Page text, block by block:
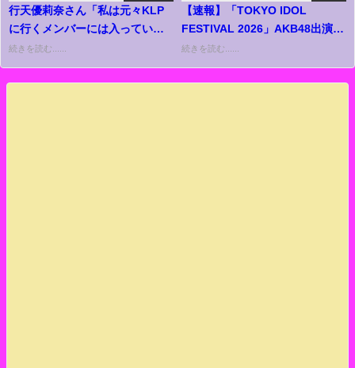
行天優莉奈さん「私は元々KLP
に行くメンバーには入っていな
かった。事務所がAKBに掛け合
ってくれて追加してもらった」
【KLP48/AKB48】
続きを読む......
【速報】「TOKYO IDOL
FESTIVAL 2026」AKB48出演メ
ンバーｷﾀ━━━━(ﾟ
∀ﾟ)━━━━!!【7月31日(金)
20:10～20:40 SMILE
続きを読む......